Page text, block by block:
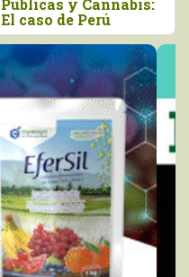
Publicas y Cannabis:
El caso de Perú